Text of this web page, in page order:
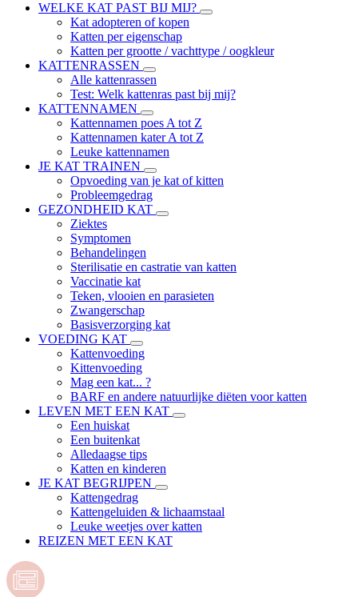
WELKE KAT PAST BIJ MIJ?
Kat adopteren of kopen
Katten per eigenschap
Katten per grootte / vachttype / oogkleur
KATTENRASSEN
Alle kattenrassen
Test: Welk kattenras past bij mij?
KATTENNAMEN
Kattennamen poes A tot Z
Kattennamen kater A tot Z
Leuke kattennamen
JE KAT TRAINEN
Opvoeding van je kat of kitten
Probleemgedrag
GEZONDHEID KAT
Ziektes
Symptomen
Behandelingen
Sterilisatie en castratie van katten
Vaccinatie kat
Teken, vlooien en parasieten
Zwangerschap
Basisverzorging kat
VOEDING KAT
Kattenvoeding
Kittenvoeding
Mag een kat... ?
BARF en andere natuurlijke diëten voor katten
LEVEN MET EEN KAT
Een huiskat
Een buitenkat
Alledaagse tips
Katten en kinderen
JE KAT BEGRIJPEN
Kattengedrag
Kattengeluiden & lichaamstaal
Leuke weetjes over katten
REIZEN MET EEN KAT